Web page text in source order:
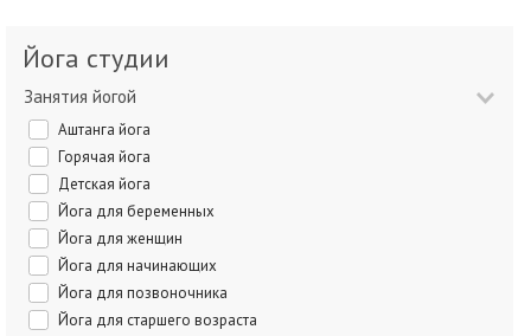
Йога студии
Занятия йогой
Аштанга йога
Горячая йога
Детская йога
Йога для беременных
Йога для женщин
Йога для начинающих
Йога для позвоночника
Йога для старшего возраста